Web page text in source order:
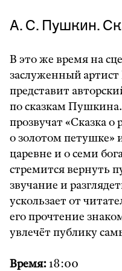
А. С. Пушкин.
В это же время на
заслуженный
представит
по сказкам
прозвучат «Сказка о
о золотом петушке»
царевне и о семи
стремится вернуть
звучание и
ускользает от
его прочтение
увлечёт публику
Время:18:00